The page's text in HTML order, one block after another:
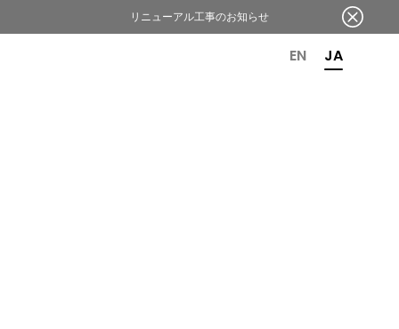
EN JA
リニューアル工事のお知らせ
OR 6TH ANNIVERSARY